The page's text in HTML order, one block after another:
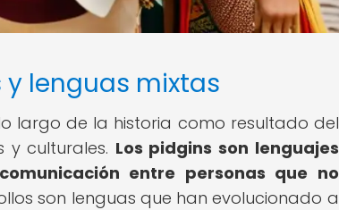
lenguas mixtas
largo de la historia como resultado del
y culturales. Los pidgins son lenguajes
entre personas que no
son lenguas que han evolucionado a